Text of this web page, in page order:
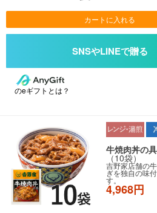
カートに入れる
のeギフトとは？
牛焼肉丼の
（10袋）
吉野家店舗の
ぎを独自の味
す。
4,968円